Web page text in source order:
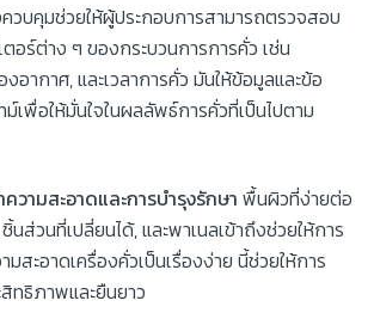
วบคุมช่วยให้ผู้ประกอบการสามารถตรวจสอบ
อร์ต่าง ๆ ของกระบวนการการคั่ว เช่น
ากาศ, และเวลาการคั่ว มันให้ข้อมูลและข้อ
ม์เพื่อให้มั่นใจในผลลัพธ์การคั่วที่เป็นไปตาม
ามสะอาดและการบำรุงรักษา พื้นผิวที่ง่ายต่อ
นส่วนที่เปลี่ยนได้, และพาเนลเข้าถึงช่วยให้การ
มสะอาดเครื่องคั่วเป็นเรื่องง่าย นี้ช่วยให้การ
ทธิภาพและยืนยาว